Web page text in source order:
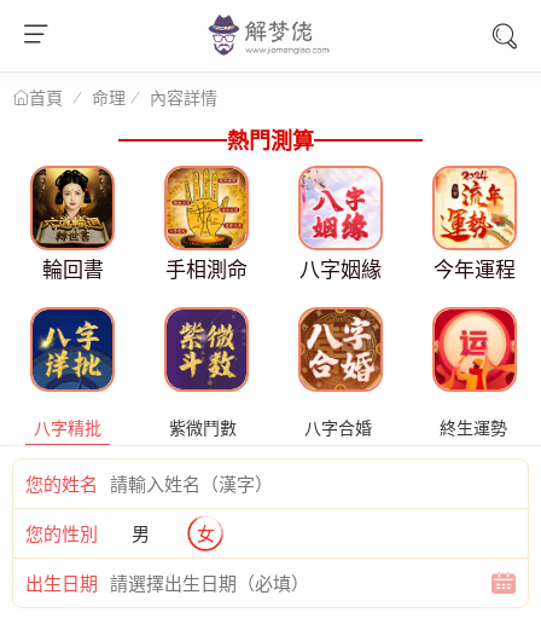
首頁 命理 內容詳情
熱門測算
輪回書 手相測命 八字姻緣 今年運程
八字精批 紫微鬥數 八字合婚 終生運勢
您的姓名
您的性別 男 女
出生日期